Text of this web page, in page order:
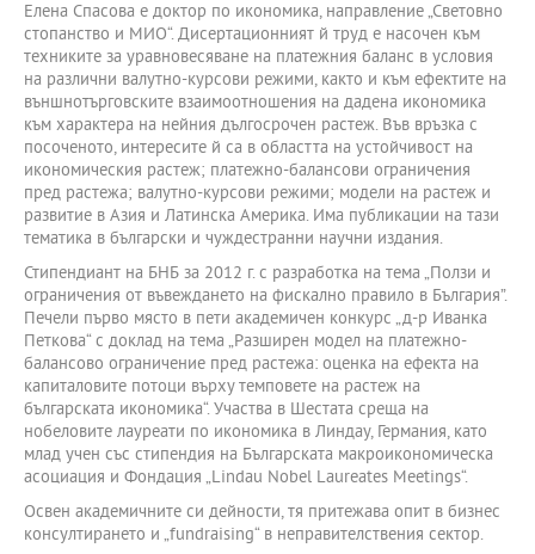
Елена Спасова е доктор по икономика, направление „Световно
стопанство и МИО“. Дисертационният й труд е насочен към
техниките за уравновесяване на платежния баланс в условия
на различни валутно-курсови режими, както и към ефектите на
външнотърговските взаимоотношения на дадена икономика
към характера на нейния дългосрочен растеж. Във връзка с
посоченото, интересите й са в областта на устойчивост на
икономическия растеж; платежно-балансови ограничения
пред растежа; валутно-курсови режими; модели на растеж и
развитие в Азия и Латинска Америка. Има публикации на тази
тематика в български и чуждестранни научни издания.
Стипендиант на БНБ за 2012 г. с разработка на тема „Ползи и
ограничения от въвеждането на фискално правило в България”.
Печели първо място в пети академичен конкурс „д-р Иванка
Петкова“ с доклад на тема „Разширен модел на платежно-
балансово ограничение пред растежа: оценка на ефекта на
капиталовите потоци върху темповете на растеж на
българската икономика“. Участва в Шестата среща на
нобеловите лауреати по икономика в Линдау, Германия, като
млад учен със стипендия на Българската макроикономическа
асоциация и Фондация „Lindau Nobel Laureates Meetings“.
Освен академичните си дейности, тя притежава опит в бизнес
консултирането и „fundraising“ в неправителствения сектор.